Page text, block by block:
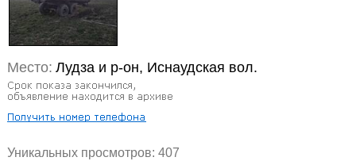
Место: Лудза и р-он, Иснаудская вол.
Уникальных просмотров: 407